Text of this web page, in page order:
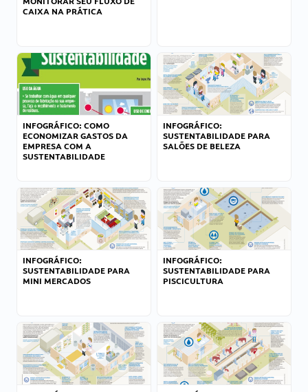
CAIXA NA PRÁTICA
INFOGRÁFICO: COMO
ECONOMIZAR GASTOS DA
EMPRESA COM A
SUSTENTABILIDADE
INFOGRÁFICO:
SUSTENTABILIDADE PARA
SALÕES DE BELEZA
INFOGRÁFICO:
SUSTENTABILIDADE PARA
MINI MERCADOS
INFOGRÁFICO:
SUSTENTABILIDADE PARA
PISCICULTURA